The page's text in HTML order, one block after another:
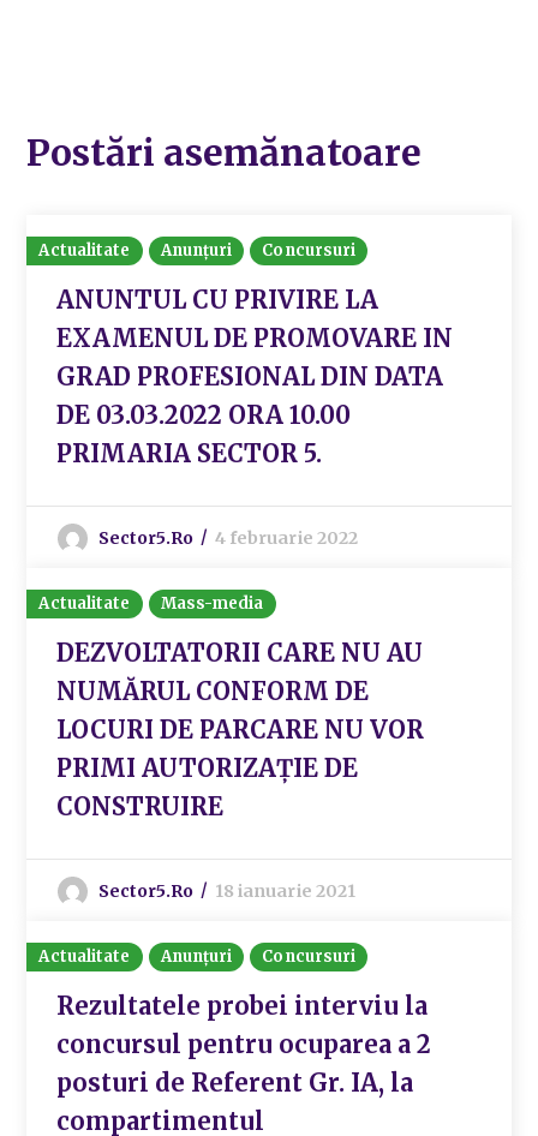
Postări asemănatoare
Actualitate Anunțuri Concursuri
ANUNTUL CU PRIVIRE LA
EXAMENUL DE PROMOVARE IN
GRAD PROFESIONAL DIN DATA
DE 03.03.2022 ORA 10.00
PRIMARIA SECTOR 5.
Sector5.ro 4 februarie 2022
Actualitate Mass-media
DEZVOLTATORII CARE NU AU
NUMĂRUL CONFORM DE
LOCURI DE PARCARE NU VOR
PRIMI AUTORIZAȚIE DE
CONSTRUIRE
Sector5.ro 18 ianuarie 2021
Actualitate Anunțuri Concursuri
Rezultatele probei interviu la
concursul pentru ocuparea a 2
posturi de Referent Gr. IA, la
compartimentul